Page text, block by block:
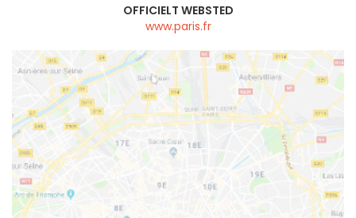
OFFICIELT WEBSTED
www.paris.fr